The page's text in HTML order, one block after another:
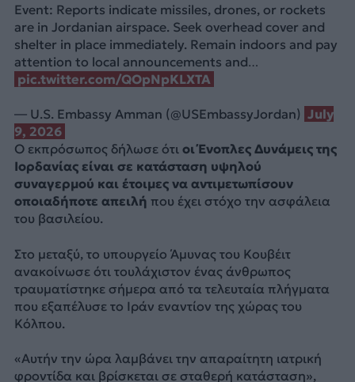
Event: Reports indicate missiles, drones, or rockets
are in Jordanian airspace. Seek overhead cover and
shelter in place immediately. Remain indoors and pay
attention to local announcements and…
pic.twitter.com/QOpNpKLXTA
— U.S. Embassy Amman (@USEmbassyJordan) July
9, 2026
Ο εκπρόσωπος δήλωσε ότι οι Ένοπλες Δυνάμεις της
Ιορδανίας είναι σε κατάσταση υψηλού
συναγερμού και έτοιμες να αντιμετωπίσουν
οποιαδήποτε απειλή που έχει στόχο την ασφάλεια
του βασιλείου.
Στο μεταξύ, το υπουργείο Άμυνας του Κουβέιτ
ανακοίνωσε ότι τουλάχιστον ένας άνθρωπος
τραυματίστηκε σήμερα από τα τελευταία πλήγματα
που εξαπέλυσε το Ιράν εναντίον της χώρας του
Κόλπου.
«Αυτήν την ώρα λαμβάνει την απαραίτητη ιατρική
φροντίδα και βρίσκεται σε σταθερή κατάσταση»,